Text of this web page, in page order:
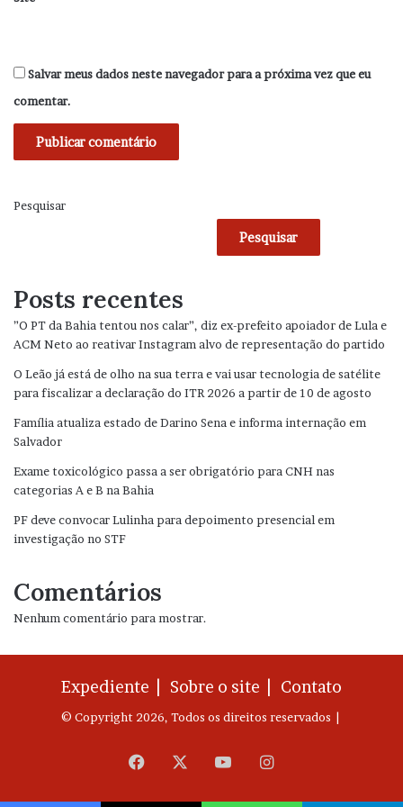
Salvar meus dados neste navegador para a próxima vez que eu
comentar.
Pesquisar
Pesquisar
Posts recentes
”O PT da Bahia tentou nos calar”, diz ex-prefeito apoiador de Lula e
ACM Neto ao reativar Instagram alvo de representação do partido
O Leão já está de olho na sua terra e vai usar tecnologia de satélite
para fiscalizar a declaração do ITR 2026 a partir de 10 de agosto
Família atualiza estado de Darino Sena e informa internação em
Salvador
Exame toxicológico passa a ser obrigatório para CNH nas
categorias A e B na Bahia
PF deve convocar Lulinha para depoimento presencial em
investigação no STF
Comentários
Nenhum comentário para mostrar.
Expediente | Sobre o site | Contato
© Copyright 2026, Todos os direitos reservados |
Facebook YouTubeInstagram